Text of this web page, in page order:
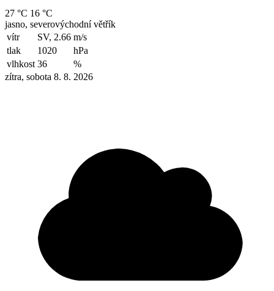
27 °C 16 °C
jasno, severovýchodní větřík
vítr
SV, 2.66 m/s
tlak
1020
hPa
vlhkost 36
%
zítra, sobota 8. 8. 2026